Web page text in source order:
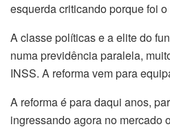
esquerda criticando porque foi
A classe políticas e a elite do
numa previdência paralela,
INSS. A reforma vem para
A reforma é para daqui anos,
ingressando agora no mercado